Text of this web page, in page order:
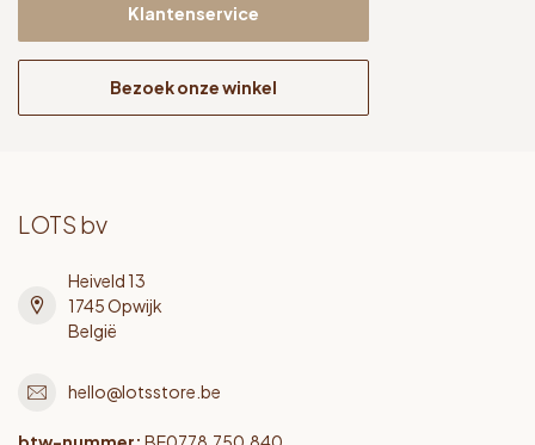
Klantenservice
Bezoek onze winkel
LOTS bv
Heiveld 13
1745 Opwijk
België
hello@lotsstore.be